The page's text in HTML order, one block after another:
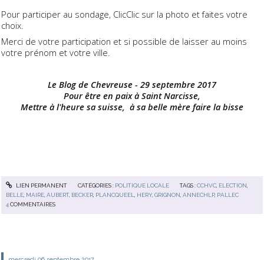
Pour participer au sondage, ClicClic sur la photo et faites votre
choix.
Merci de votre participation et si possible de laisser au moins
votre prénom et votre ville.
Le Blog de Chevreuse - 29 septembre 2017
Pour être en paix à Saint Narcisse,
Mettre à l'heure sa suisse, à sa belle mère faire la bisse
LIEN PERMANENT CATÉGORIES : POLITIQUE LOCALE TAGS :CCHVC, ELECTION,
BELLE, MAIRE,AUBERT, BECKER, PLANCQUEEL, HERY,GRIGNON,ANNECHLP, PALLEC
4COMMENTAIRES